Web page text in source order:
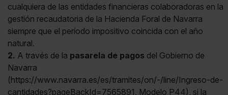
cualquiera de las entidades financieras colaboradoras en la
gestión recaudatoria de la Hacienda Foral de Navarra
siempre que el período impositivo coincida con el año
natural.
2. A través de la pasarela de pagos del Gobierno de
Navarra
(https://www.navarra.es/es/tramites/on/-/line/Ingreso-de-
cantidades?pageBackId=7565891, Modelo P44), si la